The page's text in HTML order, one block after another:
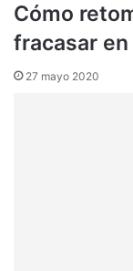
Cómo
fracasar
27 mayo 2020